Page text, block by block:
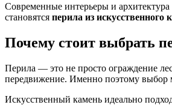
Современные интерьеры и
становятся перила из искусственного
Почему стоит выбрать
Перила — это не просто ограждение
передвижение. Именно поэтому выбор
Искусственный камень идеально